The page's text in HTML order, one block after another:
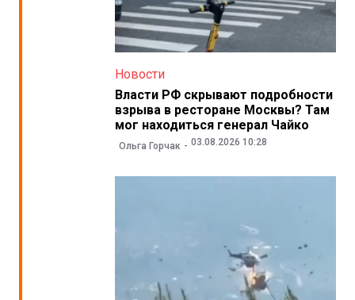
Новости
Власти РФ скрывают подробности
взрыва в ресторане Москвы? Там
мог находиться генерал Чайко
Ольга Горчак 03.08.2026 10:28